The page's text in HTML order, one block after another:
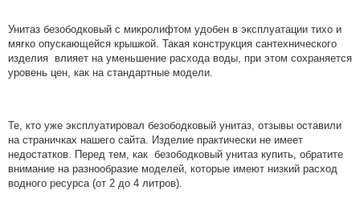
Унитаз безободковый с микролифтом удобен в эксплуатации тихо и
мягко опускающейся крышкой. Такая конструкция сантехнического
изделия влияет на уменьшение расхода воды, при этом сохраняется
уровень цен, как на стандартные модели.
Те, кто уже эксплуатировал безободковый унитаз, отзывы оставили
на страничках нашего сайта. Изделие практически не имеет
недостатков. Перед тем, как безободковый унитаз купить, обратите
внимание на разнообразие моделей, которые имеют низкий расход
водного ресурса (от 2 до 4 литров).